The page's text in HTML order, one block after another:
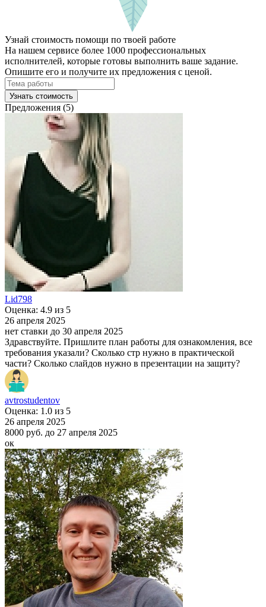
Узнай стоимость помощи по твоей работе
На нашем сервисе более 1000 профессиональных
исполнителей, которые готовы выполнить ваше задание.
Опишите его и получите их предложения с ценой.
Узнать стоимость
Предложения (5)
Lid798
Оценка: 4.9 из 5
26 апреля 2025
нет ставки до 30 апреля 2025
Здравствуйте. Пришлите план работы для ознакомления, все
требования указали? Сколько стр нужно в практической
части? Сколько слайдов нужно в презентации на защиту?
avtrostudentov
Оценка: 1.0 из 5
26 апреля 2025
8000 руб. до 27 апреля 2025
ок